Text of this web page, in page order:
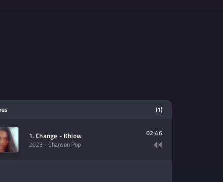
(1)
1. Change - Khlow
2023 - Chanson Pop
02:46